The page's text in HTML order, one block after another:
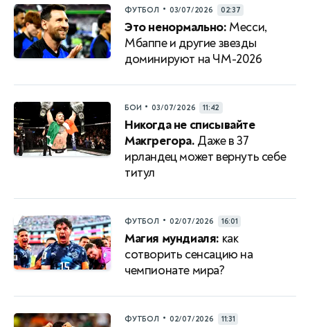
ФУТБОЛ • 03/07/2026 02:37
Это ненормально: Месси,
Мбаппе и другие звезды
доминируют на ЧМ-2026
БОИ • 03/07/2026 11:42
Никогда не списывайте
Макгрегора. Даже в 37
ирландец может вернуть себе
титул
ФУТБОЛ • 02/07/2026 16:01
Магия мундиаля: как
сотворить сенсацию на
чемпионате мира?
ФУТБОЛ • 02/07/2026 11:31